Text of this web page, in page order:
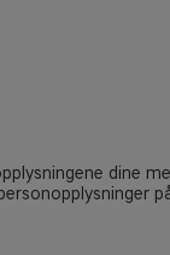
dine